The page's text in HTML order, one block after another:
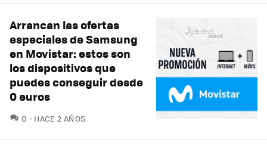
Arrancan las ofertas
especiales de Samsung
en Movistar: estos son
los dispositivos que
puedes conseguir desde
0 euros
0 COMENTARIOS
HACE 2 AÑOS